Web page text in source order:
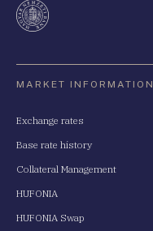
MARKET INFORMATION
Exchange rates
Base rate history
Collateral Management
HUFONIA
HUFONIA Swap